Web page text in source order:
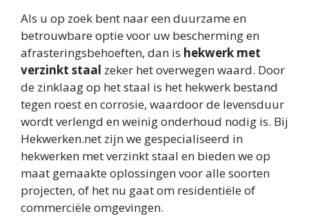
Als u op zoek bent naar een duurzame en
betrouwbare optie voor uw bescherming en
afrasteringsbehoeften, dan is hekwerk met
verzinkt staal zeker het overwegen waard. Door
de zinklaag op het staal is het hekwerk bestand
tegen roest en corrosie, waardoor de levensduur
wordt verlengd en weinig onderhoud nodig is. Bij
Hekwerken.net zijn we gespecialiseerd in
hekwerken met verzinkt staal en bieden we op
maat gemaakte oplossingen voor alle soorten
projecten, of het nu gaat om residentiële of
commerciële omgevingen.